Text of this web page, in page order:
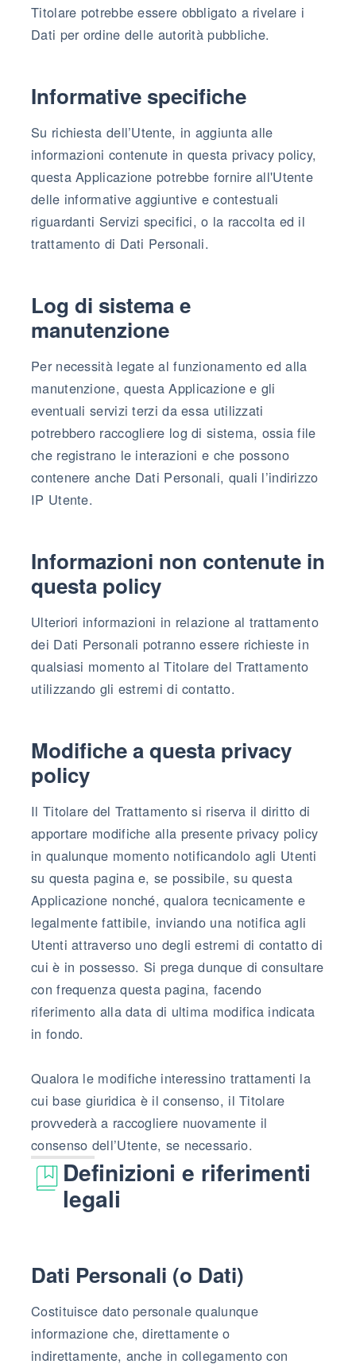
Titolare potrebbe essere obbligato a rivelare i
Dati per ordine delle autorità pubbliche.
Informative specifiche
Su richiesta dell’Utente, in aggiunta alle
informazioni contenute in questa privacy policy,
questa Applicazione potrebbe fornire all'Utente
delle informative aggiuntive e contestuali
riguardanti Servizi specifici, o la raccolta ed il
trattamento di Dati Personali.
Log di sistema e
manutenzione
Per necessità legate al funzionamento ed alla
manutenzione, questa Applicazione e gli
eventuali servizi terzi da essa utilizzati
potrebbero raccogliere log di sistema, ossia file
che registrano le interazioni e che possono
contenere anche Dati Personali, quali l’indirizzo
IP Utente.
Informazioni non contenute in
questa policy
Ulteriori informazioni in relazione al trattamento
dei Dati Personali potranno essere richieste in
qualsiasi momento al Titolare del Trattamento
utilizzando gli estremi di contatto.
Modifiche a questa privacy
policy
Il Titolare del Trattamento si riserva il diritto di
apportare modifiche alla presente privacy policy
in qualunque momento notificandolo agli Utenti
su questa pagina e, se possibile, su questa
Applicazione nonché, qualora tecnicamente e
legalmente fattibile, inviando una notifica agli
Utenti attraverso uno degli estremi di contatto di
cui è in possesso. Si prega dunque di consultare
con frequenza questa pagina, facendo
riferimento alla data di ultima modifica indicata
in fondo.
Qualora le modifiche interessino trattamenti la
cui base giuridica è il consenso, il Titolare
provvederà a raccogliere nuovamente il
consenso dell’Utente, se necessario.
Definizioni e riferimenti
legali
Dati Personali (o Dati)
Costituisce dato personale qualunque
informazione che, direttamente o
indirettamente, anche in collegamento con